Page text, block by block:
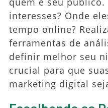
interesses? Onde
tempo online?
ferramentas de
definir melhor seu
crucial para que
marketing digital